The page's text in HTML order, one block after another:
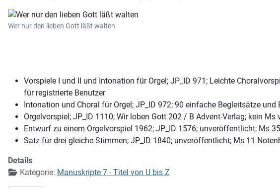
Wer nur den lieben Gott läßt walten
Vorspiele I und II und Intonation für Orgel; JP_ID 971; Leichte
für registrierte Benutzer
Intonation und Choral für Orgel; JP_ID 972; 90 einfache Begleitsätze
Orgelvorspiel; JP_ID 1110; Wir loben Gott 202 / B Advent-Verlag; kein Ms
Entwurf zu einem Orgelvorspiel 1962; JP_ID 1576; unveröffentlicht; Ms
Satz für drei gleiche Stimmen; JP_ID 1840; unveröffentlicht; Ms 11
Details
Kategorie: Manuskripte 7 - Titel von U bis Z